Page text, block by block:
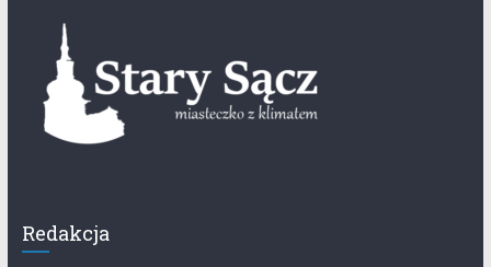
Redakcja